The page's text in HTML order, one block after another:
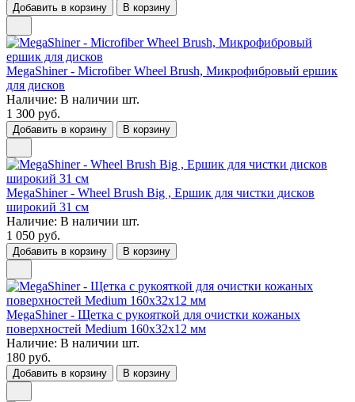
Добавить в корзину В корзину
MegaShiner - Microfiber Wheel Brush, Микрофибровый ершик
для дисков
Наличие: В наличии шт.
1 300 руб.
Добавить в корзину В корзину
MegaShiner - Wheel Brush Big , Ершик для чистки дисков
широкий 31 см
Наличие: В наличии шт.
1 050 руб.
Добавить в корзину В корзину
MegaShiner - Щетка с рукояткой для очистки кожаных
поверхностей Medium 160x32x12 мм
Наличие: В наличии шт.
180 руб.
Добавить в корзину В корзину